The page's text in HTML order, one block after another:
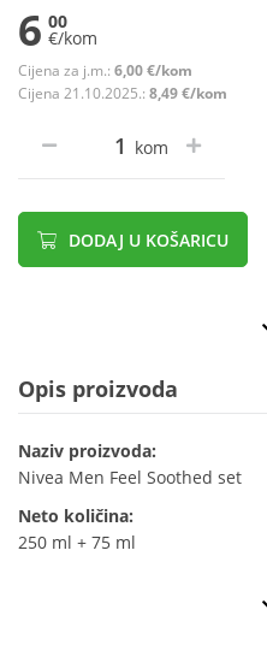
6 00
€/kom
Cijena za j.m.: 6,00 €/kom
Cijena 21.10.2025.: 8,49 €/kom
kom
DODAJ U KOŠARICU
Opis proizvoda
Naziv proizvoda:
Nivea Men Feel Soothed set
Neto količina:
250 ml + 75 ml